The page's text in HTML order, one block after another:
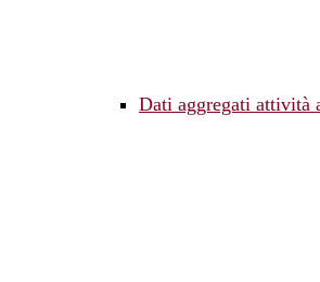
Dati aggregati attività